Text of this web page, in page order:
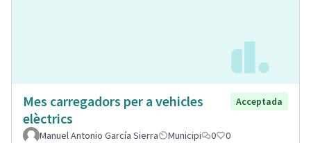
Mes carregadors per a vehicles
elèctrics
Acceptada
Manuel Antonio García Sierra Municipi 0 0